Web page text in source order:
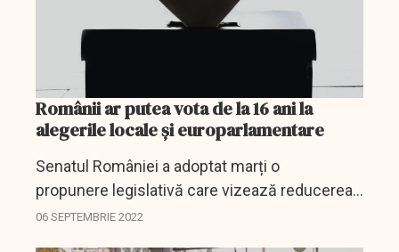
Românii ar putea vota de la 16 ani la
alegerile locale şi europarlamentare
Senatul României a adoptat marți o
propunere legislativă care vizează reducerea
vârstei minime de la care românii pot vota la
06 SEPTEMBRIE 2022